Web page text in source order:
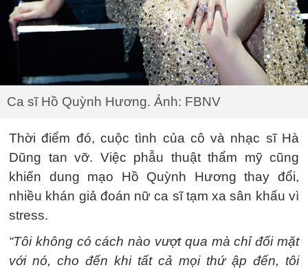
Ca sĩ Hồ Quỳnh Hương. Ảnh: FBNV
Thời điểm đó, cuộc tình của cô và nhạc sĩ Hà
Dũng tan vỡ. Việc phẫu thuật thẩm mỹ cũng
khiến dung mạo Hồ Quỳnh Hương thay đổi,
nhiều khán giả đoán nữ ca sĩ tạm xa sân khấu vì
stress.
“Tôi không có cách nào vượt qua mà chỉ đối mặt
với nó, cho đến khi tất cả mọi thứ ập đến, tôi